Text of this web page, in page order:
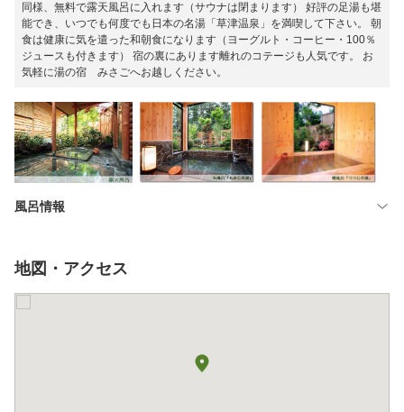
同様、無料で露天風呂に入れます（サウナは閉まります） 好評の足湯も堪
能でき、いつでも何度でも日本の名湯「草津温泉」を満喫して下さい。 朝
食は健康に気を遣った和朝食になります（ヨーグルト・コーヒー・100％
ジュースも付きます） 宿の裏にあります離れのコテージも人気です。 お
気軽に湯の宿 みさごへお越しください。
風呂情報
地図・アクセス